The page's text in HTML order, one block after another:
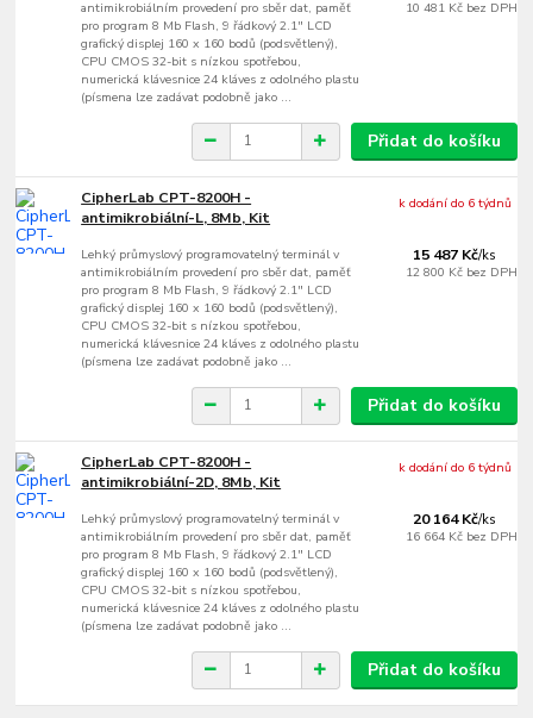
antimikrobiálním provedení pro sběr dat, paměť
pro program 8 Mb Flash, 9 řádkový 2.1" LCD
grafický displej 160 x 160 bodů (podsvětlený),
CPU CMOS 32-bit s nízkou spotřebou,
numerická klávesnice 24 kláves z odolného plastu
(písmena lze zadávat podobně jako ...
10 481 Kč bez DPH
Přidat do košíku
CipherLab CPT-8200H -
antimikrobiální-L, 8Mb, Kit
Lehký průmyslový programovatelný terminál v
antimikrobiálním provedení pro sběr dat, paměť
pro program 8 Mb Flash, 9 řádkový 2.1" LCD
grafický displej 160 x 160 bodů (podsvětlený),
CPU CMOS 32-bit s nízkou spotřebou,
numerická klávesnice 24 kláves z odolného plastu
(písmena lze zadávat podobně jako ...
15 487 Kč/ks
12 800 Kč bez DPH
k dodání do 6 týdnů
Přidat do košíku
CipherLab CPT-8200H -
antimikrobiální-2D, 8Mb, Kit
Lehký průmyslový programovatelný terminál v
antimikrobiálním provedení pro sběr dat, paměť
pro program 8 Mb Flash, 9 řádkový 2.1" LCD
grafický displej 160 x 160 bodů (podsvětlený),
CPU CMOS 32-bit s nízkou spotřebou,
numerická klávesnice 24 kláves z odolného plastu
(písmena lze zadávat podobně jako ...
20 164 Kč/ks
16 664 Kč bez DPH
k dodání do 6 týdnů
Přidat do košíku